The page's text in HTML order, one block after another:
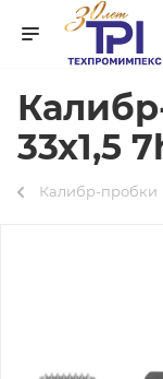
33х1,5
Калибр-пробки